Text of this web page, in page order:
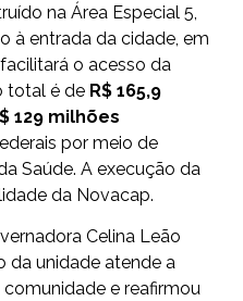
na Área Especial 5,
à entrada da cidade, em
o acesso da
total é de R$ 165,9
129 milhões
por meio de
Saúde. A execução da
da Novacap.
Celina Leão
da unidade atende a
e reafirmou